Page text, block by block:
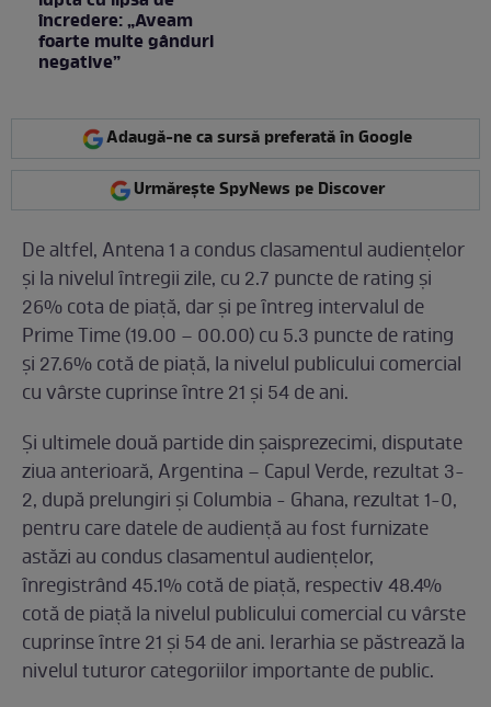
încredere: „Aveam
foarte multe gânduri
negative”
Adaugă-ne ca sursă preferată în Google
Urmărește SpyNews pe Discover
De altfel, Antena 1 a condus clasamentul audienţelor
și la nivelul ȋntregii zile, cu 2.7 puncte de rating și
26% cota de piaţă, dar și pe ȋntreg intervalul de
Prime Time (19.00 – 00.00) cu 5.3 puncte de rating
și 27.6% cotă de piață, la nivelul publicului comercial
cu vârste cuprinse ȋntre 21 și 54 de ani.
Şi ultimele două partide din șaisprezecimi, disputate
ziua anterioară, Argentina – Capul Verde, rezultat 3-
2, după prelungiri și Columbia - Ghana, rezultat 1-0,
pentru care datele de audienţă au fost furnizate
astăzi au condus clasamentul audienţelor,
ȋnregistrând 45.1% cotă de piaţă, respectiv 48.4%
cotă de piaţă la nivelul publicului comercial cu vârste
cuprinse ȋntre 21 și 54 de ani. Ierarhia se păstrează la
nivelul tuturor categoriilor importante de public.